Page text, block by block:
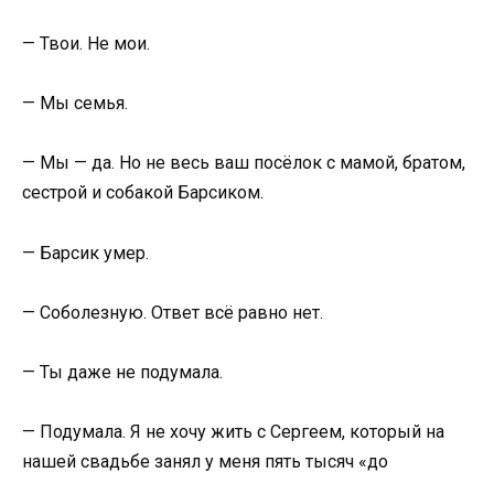
— Твои. Не мои.
— Мы семья.
— Мы — да. Но не весь ваш посёлок с мамой, братом,
сестрой и собакой Барсиком.
— Барсик умер.
— Соболезную. Ответ всё равно нет.
— Ты даже не подумала.
— Подумала. Я не хочу жить с Сергеем, который на
нашей свадьбе занял у меня пять тысяч «до